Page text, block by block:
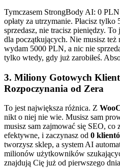
Tymczasem StrongBody AI: 0
opłaty za utrzymanie. Płacisz tylko
sprzedasz, nie tracisz pieniędzy.
dla początkujących. Nie musisz też
wydam 5000 PLN, a nic nie
tylko wtedy, gdy już zarobiłeś.
3. Miliony Gotowych
Rozpoczynania od Zera
To jest największa różnica. Z
nikt o niej nie wie. Musisz sam
musisz sam zajmować się SEO, co
efektywne, i zaczynasz od 0
tworzysz sklep, a system AI
milionów użytkowników
znajdują Cię już od pierwszego